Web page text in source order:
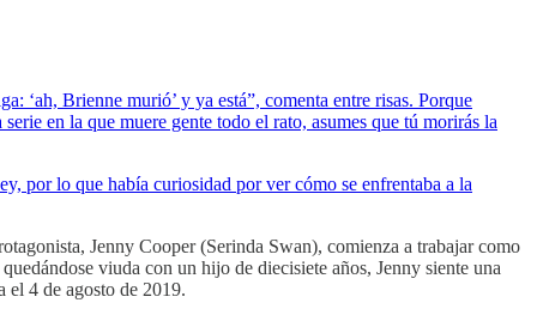
‘ah, Brienne murió’ y ya está”, comenta entre risas. Porque
en la que muere gente todo el rato, asumes que tú morirás la
por lo que había curiosidad por ver cómo se enfrentaba a la
Jenny Cooper (Serinda Swan), comienza a trabajar como
viuda con un hijo de diecisiete años, Jenny siente una
el 4 de agosto de 2019.